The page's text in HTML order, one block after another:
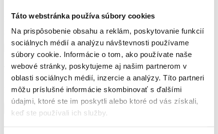
Táto webstránka používa súbory cookies
Na prispôsobenie obsahu a reklám, poskytovanie funkcií
sociálnych médií a analýzu návštevnosti používame
súbory cookie. Informácie o tom, ako používate naše
webové stránky, poskytujeme aj našim partnerom v
oblasti sociálnych médií, inzercie a analýzy. Títo partneri
môžu príslušné informácie skombinovať s ďalšími
údajmi, ktoré ste im poskytli alebo ktoré od vás získali,
keď ste používali ich služby.
A nappali központ egy olyan hely, ahol az idősek találkozhatnak
társaikkal, különféle tevékenységekben és programokban vehetnek
részt, és időt tölthetnek a személyes fejlődéssel és a szocializációval.
Jelenleg azon dolgozunk, hogy az Ön megyéje számára további
felszereléseket adjunk hozzá.
Hasznos volt az oldal tartalma?
Igen Nem
Ďalšie články